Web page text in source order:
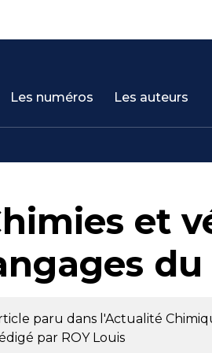
Les numéros Les auteurs
et
du
paru dans l'Actualité
par ROY Louis